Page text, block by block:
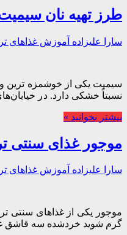
طرز تهیه نان
سارا علیزاده آموزش غذاهای
سیمیت یکی از خوشمزه ترین
نسبتاً خشکی د ارد. د ر
بیشتر بخوانید »
موجور غذای سنتی
سارا علیزاده آموزش غذاهای
گرم شوید خردشده سه قاشق